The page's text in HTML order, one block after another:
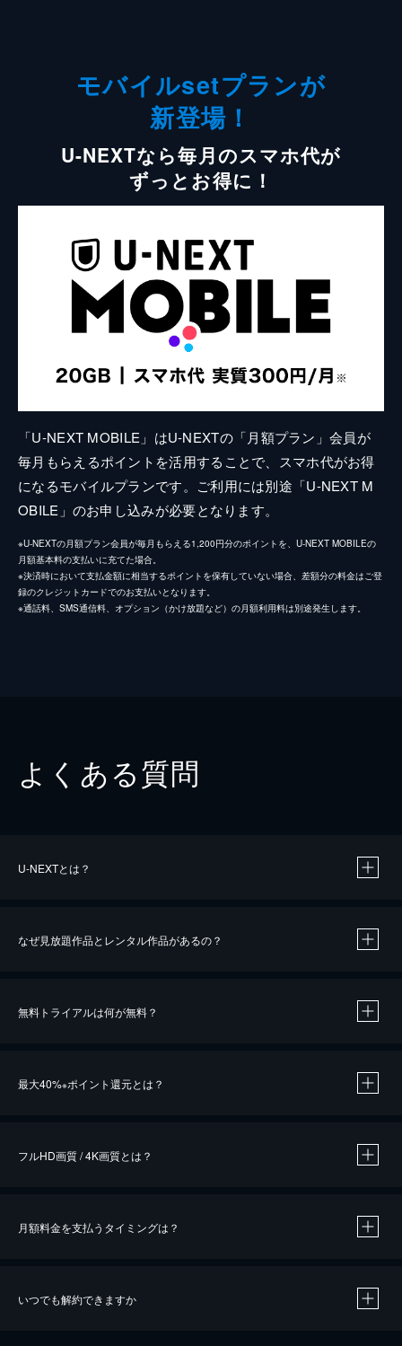
モバイルsetプランが
新登場！
U-NEXTなら毎月のスマホ代が
ずっとお得に！
「U-NEXT MOBILE」はU-NEXTの「月額プラン」会員が
毎月もらえるポイントを活用することで、スマホ代がお得
になるモバイルプランです。ご利用には別途「U-NEXT M
OBILE」のお申し込みが必要となります。
※U-NEXTの月額プラン会員が毎月もらえる1,200円分のポイントを、U-NEXT MOBILEの
月額基本料の支払いに充てた場合。
※決済時において支払金額に相当するポイントを保有していない場合、差額分の料金はご登
録のクレジットカードでのお支払いとなります。
※通話料、SMS通信料、オプション（かけ放題など）の月額利用料は別途発生します。
よくある質問
U-NEXTとは？
なぜ見放題作品とレンタル作品があるの？
無料トライアルは何が無料？
最大40%※ポイント還元とは？
※40％ポイント還元の対象は、クレジットカード決済による作品の購入 / レンタルです。
フルHD画質 / 4K画質とは？
月額料金を支払うタイミングは？
いつでも解約できますか